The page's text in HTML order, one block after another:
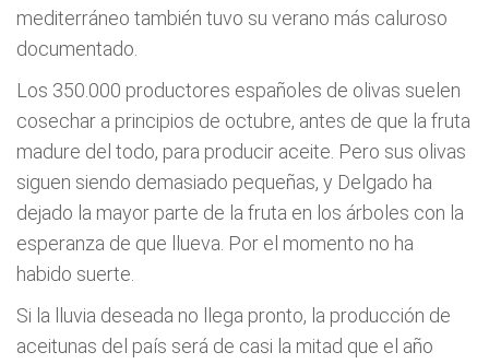
mediterráneo también tuvo su verano más caluroso
documentado.
Los 350.000 productores españoles de olivas suelen
cosechar a principios de octubre, antes de que la fruta
madure del todo, para producir aceite. Pero sus olivas
siguen siendo demasiado pequeñas, y Delgado ha
dejado la mayor parte de la fruta en los árboles con la
esperanza de que llueva. Por el momento no ha
habido suerte.
Si la lluvia deseada no llega pronto, la producción de
aceitunas del país será de casi la mitad que el año